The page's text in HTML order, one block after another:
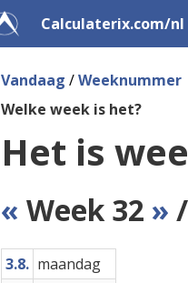
Calculaterix.com/nl
Vandaag /Weeknummer
Welke week is het?
Het is
« Week 32 » /
3.8. maandag